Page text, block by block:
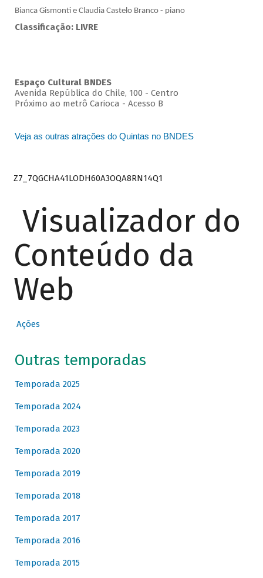
Bianca Gismonti e Claudia Castelo Branco - piano
Classificação: LIVRE
Espaço Cultural BNDES
Avenida República do Chile, 100 - Centro
Próximo ao metrô Carioca - Acesso B
Veja as outras atrações do Quintas no BNDES
Z7_7QGCHA41LODH60A3OQA8RN14Q1
Visualizador do
Conteúdo da
Web
Ações
Outras temporadas
Temporada 2025
Temporada 2024
Temporada 2023
Temporada 2020
Temporada 2019
Temporada 2018
Temporada 2017
Temporada 2016
Temporada 2015